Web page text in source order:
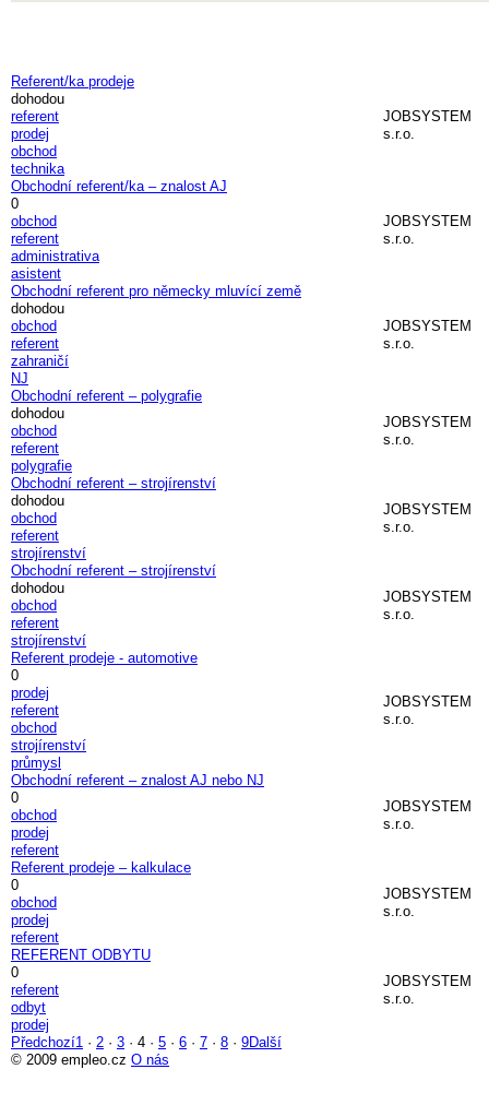
Referent/ka prodeje
dohodou
referent
prodej
obchod
technika
JOBSYSTEM
s.r.o.
Obchodní referent/ka – znalost AJ
0
obchod
referent
administrativa
asistent
JOBSYSTEM
s.r.o.
Obchodní referent pro německy mluvící země
dohodou
obchod
referent
zahraničí
NJ
JOBSYSTEM
s.r.o.
Obchodní referent – polygrafie
dohodou
obchod
referent
polygrafie
JOBSYSTEM
s.r.o.
Obchodní referent – strojírenství
dohodou
obchod
referent
strojírenství
JOBSYSTEM
s.r.o.
Obchodní referent – strojírenství
dohodou
obchod
referent
strojírenství
JOBSYSTEM
s.r.o.
Referent prodeje - automotive
0
prodej
referent
obchod
strojírenství
průmysl
JOBSYSTEM
s.r.o.
Obchodní referent – znalost AJ nebo NJ
0
obchod
prodej
referent
JOBSYSTEM
s.r.o.
Referent prodeje – kalkulace
0
obchod
prodej
referent
JOBSYSTEM
s.r.o.
REFERENT ODBYTU
0
referent
odbyt
prodej
JOBSYSTEM
s.r.o.
Předchozí1 · 2 · 3 · 4 · 5 · 6 · 7 · 8 · 9Další
© 2009 empleo.cz O nás